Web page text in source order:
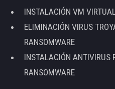
INSTALACIÓN VM
ELIMINACIÓN VIRUS
RANSOMWARE
INSTALACIÓN ANTIVIRUS
RANSOMWARE